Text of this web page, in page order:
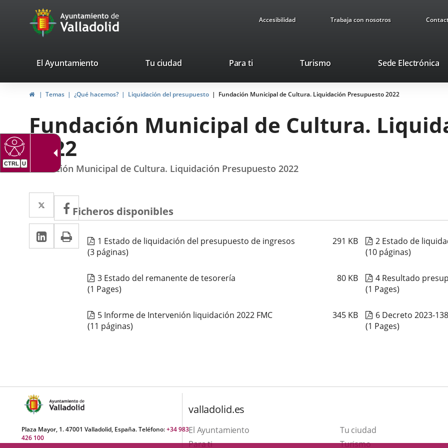
Portal
Web
Ayuntamiento
de
Accesibilidad Trabaja con nosotros
valladolid.es
El Ayuntamiento Tu ciudad Para ti TurismoEste
se
abrirá
ventana
Sede Electrónica
InicioTemas ¿Qué hacemos? Liquidación del presupuesto Fundación Municipal de Cultura. Liquidación Presupuesto 2022
Fundación Municipal de Cultura.
2022
Fundación Municipal de Cultura. Liquidación Presupuesto 2022
Twitter
Enlace
a
una
aplicación
Facebook
Enlace
a
una
aplicación
externa.
LinkedIn
Enlace
a
aplicación
Descripción
Ficheros disponibles
1 Estado de liquidación del presupuesto de ingresos 291 KB
(3 páginas)
2 Estado de
(10 páginas)
3 Estado del remanente de tesorería 80 KB
(1 Pages)
4 Resultado
(1 Pages)
5 Informe de Intervenión liquidación 2022 FMC 345 KB
(11 páginas)
6 Decreto 2023-
(1 Pages)
Plaza Mayor, 1. 47001 Valladolid, España. Teléfono:+34 983
426 100
valladolid.es
El Ayuntamiento
Tu ciudad
Para ti
TurismoEste